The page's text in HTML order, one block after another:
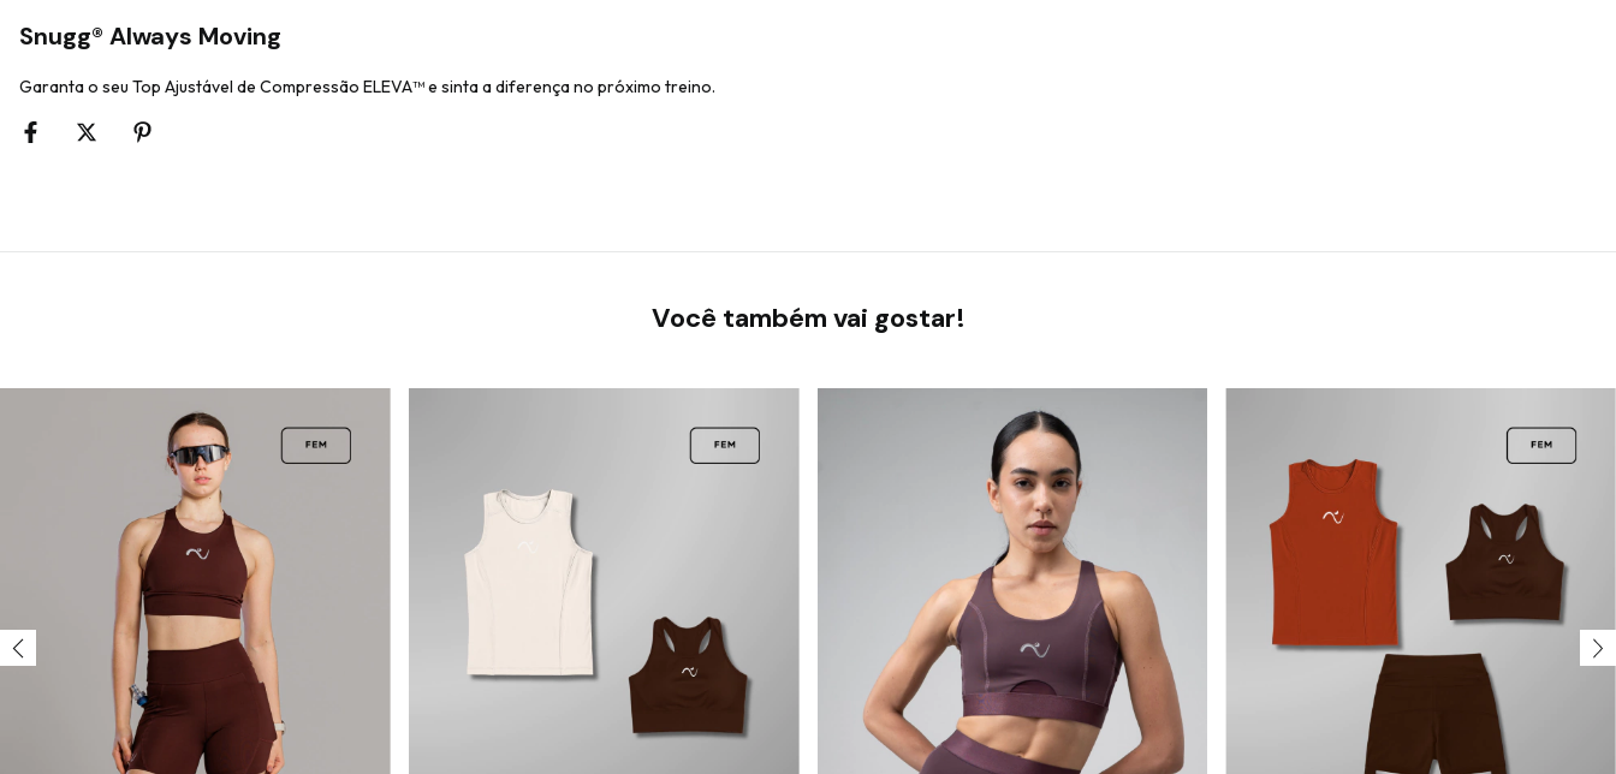
Snugg® Always Moving
Garanta o seu Top Ajustável de Compressão ELEVA™ e sinta a diferença no próximo treino.
Você também vai gostar!